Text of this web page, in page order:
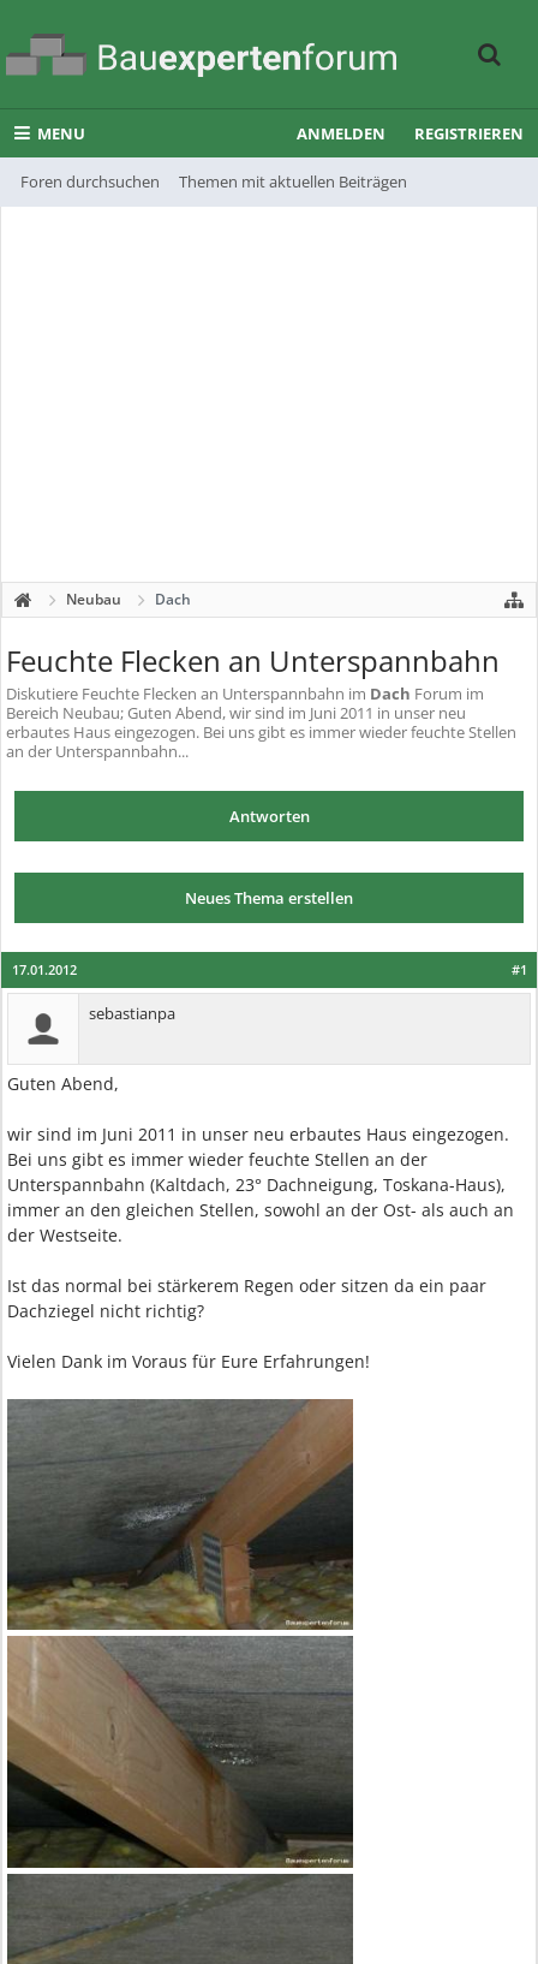
MENU
Foren durchsuchen Themen mit aktuellen Beiträgen
ANMELDEN REGISTRIEREN
Neubau Dach
Feuchte Flecken an Unterspannbahn
Diskutiere Feuchte Flecken an Unterspannbahn im Dach Forum im
Bereich Neubau; Guten Abend, wir sind im Juni 2011 in unser neu
erbautes Haus eingezogen. Bei uns gibt es immer wieder feuchte Stellen
an der Unterspannbahn...
Antworten
Neues Thema erstellen
#1
17.01.2012
sebastianpa
Guten Abend,
wir sind im Juni 2011 in unser neu erbautes Haus eingezogen.
Bei uns gibt es immer wieder feuchte Stellen an der
Unterspannbahn (Kaltdach, 23° Dachneigung, Toskana-Haus),
immer an den gleichen Stellen, sowohl an der Ost- als auch an
der Westseite.
Ist das normal bei stärkerem Regen oder sitzen da ein paar
Dachziegel nicht richtig?
Vielen Dank im Voraus für Eure Erfahrungen!